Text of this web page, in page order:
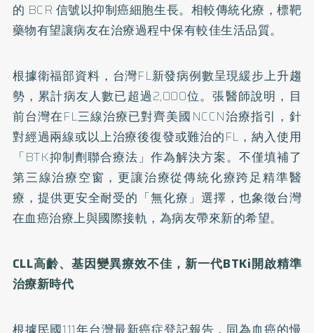
的 BCR 信號以抑制癌細胞生長。相較傳統化療，標靶
藥物有望讓病友在治療過程中保有較佳生活品質。
根據衛福部資料，台灣FL新發病例數呈現緩步上升趨
勢，累計病友人數已超過2,000位。張醫師說明，目
前台灣在FL三線治療已對齊美國NCCN治療指引，針
對經過兩線或以上治療後復發或難治的FL，納入使用
「BTK抑制劑聯合療法」作為解決方案。不僅填補了
第三線治療空窗，更讓治療從傳統化療跨足精準醫
療，提供更安全耐受的「無化療」選擇，也象徵台灣
在血癌治療上與國際接軌，為病友帶來新的希望。
CLL高齡、基因變異療效不佳，新一代BTKi開啟精準
治療新時代